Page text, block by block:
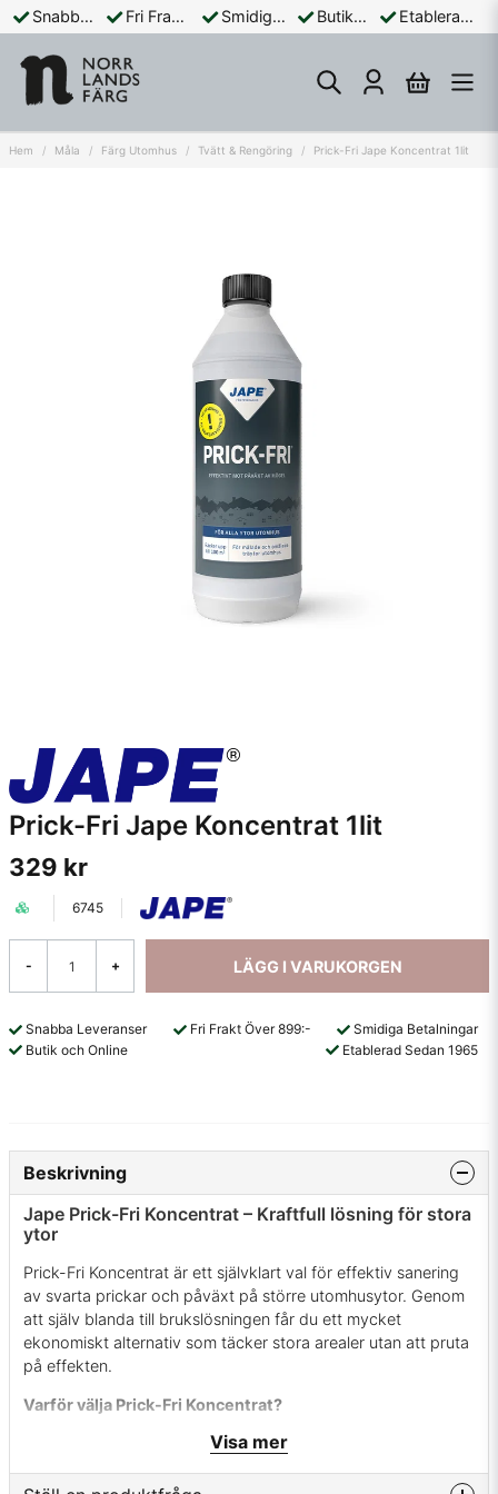
Snabba Leveranser Fri Frakt Över 899:- Smidiga Betalningar Butik och Online Etablerad Sedan 1965
Hem Måla Färg Utomhus Tvätt & Rengöring Prick-Fri Jape Koncentrat 1lit
Prick-Fri Jape Koncentrat 1lit
329 kr
6745
- + LÄGG I VARUKORGEN
Snabba Leveranser Fri Frakt Över 899:-
Smidiga Betalningar
Butik och Online
Etablerad Sedan 1965
Beskrivning
Jape Prick-Fri Koncentrat – Kraftfull lösning för stora
ytor
Prick-Fri Koncentrat är ett självklart val för effektiv sanering
av svarta prickar och påväxt på större utomhusytor. Genom
att själv blanda till brukslösningen får du ett mycket
ekonomiskt alternativ som täcker stora arealer utan att pruta
på effekten.
Varför välja Prick-Fri Koncentrat?
Maximal räckvidd: Genom att späda
koncentratet (1 del Prick-Fri + 19 delar vatten)
Visa mer